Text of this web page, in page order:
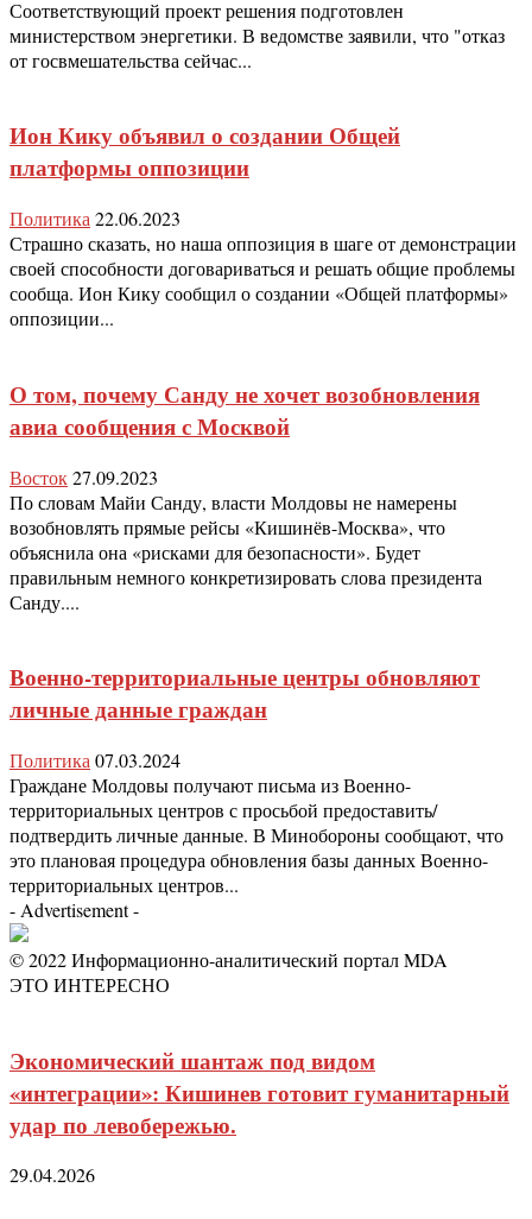
Соответствующий проект решения подготовлен
министерством энергетики. В ведомстве заявили, что "отказ
от госвмешательства сейчас...
Ион Кику объявил о создании Общей
платформы оппозиции
Политика 22.06.2023
Страшно сказать, но наша оппозиция в шаге от демонстрации
своей способности договариваться и решать общие проблемы
сообща. Ион Кику сообщил о создании «Общей платформы»
оппозиции...
О том, почему Санду не хочет возобновления
авиа сообщения с Москвой
Восток27.09.2023
По словам Майи Санду, власти Молдовы не намерены
возобновлять прямые рейсы «Кишинёв-Москва», что
объяснила она «рисками для безопасности». Будет
правильным немного конкретизировать слова президента
Санду....
Военно-территориальные центры обновляют
личные данные граждан
Политика 07.03.2024
Граждане Молдовы получают письма из Военно-
территориальных центров с просьбой предоставить/
подтвердить личные данные. В Минобороны сообщают, что
это плановая процедура обновления базы данных Военно-
территориальных центров...
- Advertisement -
© 2022 Информационно-аналитический портал MDA
ЭТО ИНТЕРЕСНО
Экономический шантаж под видом
«интеграции»: Кишинев готовит гуманитарный
удар по левобережью.
29.04.2026